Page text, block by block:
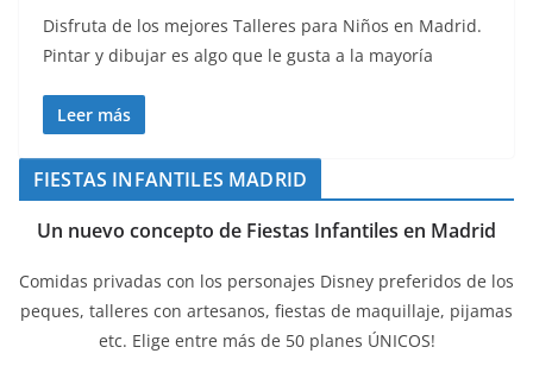
Disfruta de los mejores Talleres para Niños en Madrid.
Pintar y dibujar es algo que le gusta a la mayoría
Leer más
FIESTAS INFANTILES MADRID
Un nuevo concepto de Fiestas Infantiles en Madrid
Comidas privadas con los personajes Disney preferidos de los
peques, talleres con artesanos, fiestas de maquillaje, pijamas
etc. Elige entre más de 50 planes ÚNICOS!